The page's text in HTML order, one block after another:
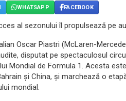
WHATSAPP FACEBOOK
al sezonului îl propulsează pe
Oscar Piastri (McLaren-
disputat pe spectaculosul
Mondial de Formula 1. Acesta
și China, și marchează o
mondial.